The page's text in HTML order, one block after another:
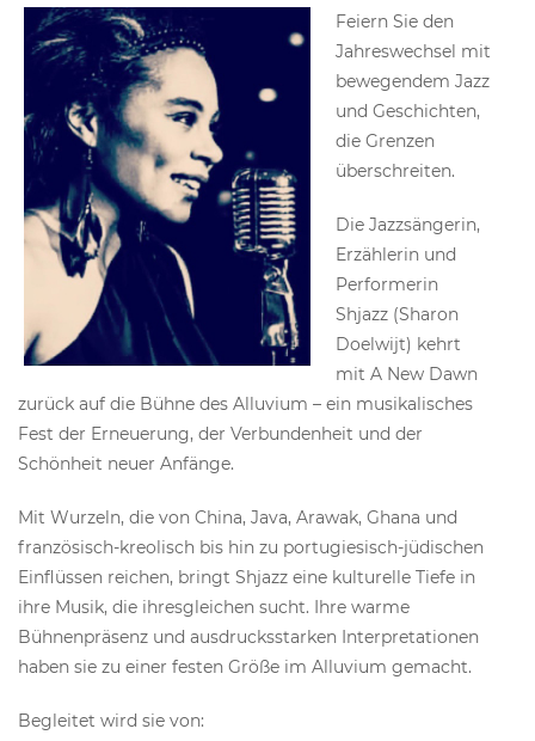
Feiern Sie den
Jahreswechsel mit
bewegendem Jazz
und Geschichten,
die Grenzen
überschreiten.
Die Jazzsängerin,
Erzählerin und
Performerin
Shjazz (Sharon
Doelwijt) kehrt
mit A New Dawn
zurück auf die Bühne des Alluvium – ein musikalisches
Fest der Erneuerung, der Verbundenheit und der
Schönheit neuer Anfänge.
Mit Wurzeln, die von China, Java, Arawak, Ghana und
französisch-kreolisch bis hin zu portugiesisch-jüdischen
Einflüssen reichen, bringt Shjazz eine kulturelle Tiefe in
ihre Musik, die ihresgleichen sucht. Ihre warme
Bühnenpräsenz und ausdrucksstarken Interpretationen
haben sie zu einer festen Größe im Alluvium gemacht.
Begleitet wird sie von: